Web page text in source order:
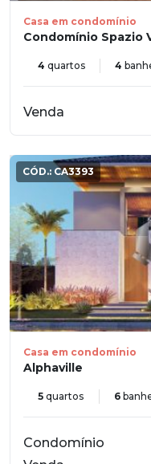
Casa em condomínio
Condomínio Spazio
4 quartos 4
Venda
CÓD.: CA3393
Casa em condomínio
Alphaville
5 quartos 6
Condomínio